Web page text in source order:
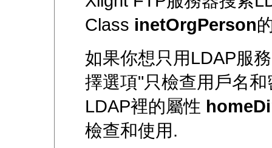
Class inetOrgPerson
如果你想只用LDAP服
擇選項"只檢查用戶名
LDAP裡的屬性
檢查和使用.